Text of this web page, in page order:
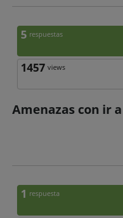
5 respuestas
1457 views
Amenazas con ir
1 respuesta